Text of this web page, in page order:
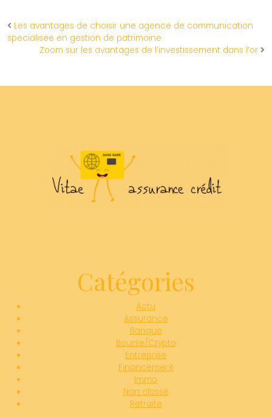
Les avantages de choisir une agence de communication
specialisee en gestion de patrimoine
Zoom sur les avantages de l’investissement dans l’or
Catégories
Actu
Assurance
Banque
Bourse/Crypto
Entreprise
Financement
Immo
Non classé
Retraite